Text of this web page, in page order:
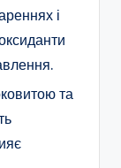
і
та